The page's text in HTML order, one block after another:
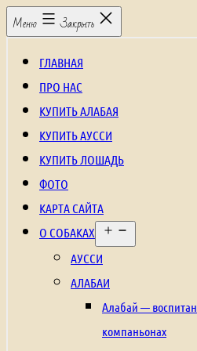
Перейти
к
содержимому
Щенки
алабая,
рабочие
собаки,
охранные
собаки,
щенки
среднеазиатской
овчарки,
щенки
Меню Закрыть
ГЛАВНАЯ
ПРО НАС
КУПИТЬ АЛАБАЯ
КУПИТЬ АУССИ
КУПИТЬ ЛОШАДЬ
ФОТО
КАРТА САЙТА
О СОБАКАХ
АУССИ
АЛАБАИ
Алабай —
компаньонах